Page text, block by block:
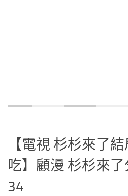
【電視 杉杉來了
吃】顧漫 杉杉來
34